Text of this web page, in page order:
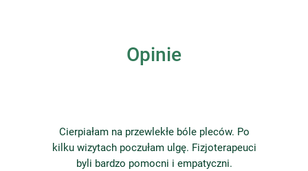
Opinie
Cierpiałam na przewlekłe bóle pleców. Po
kilku wizytach poczułam ulgę. Fizjoterapeuci
byli bardzo pomocni i empatyczni.